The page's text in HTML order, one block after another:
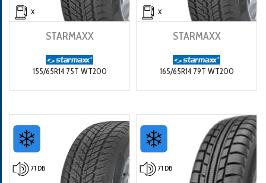
X
STARMAXX
155/65R14 75T WT200
X
STARMAXX
165/65R14 79T WT200
71 DB 71 DB